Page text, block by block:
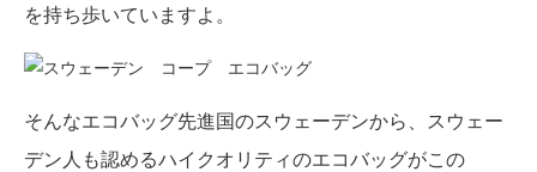
を持ち歩いていますよ。
そんなエコバッグ先進国のスウェーデンから、スウェー
デン人も認めるハイクオリティのエコバッグがこの